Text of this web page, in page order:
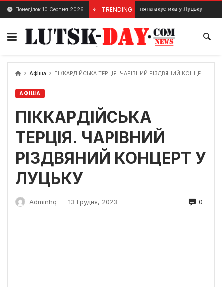
Skip
content
Понеділок 10 Серпня 2026 TRENDING
17 Квітня, 2024 KRUT. Весняна акустика у Луцьку 15 Лютого,
Афіша ПІККАРДІЙСЬКА ТЕРЦІЯ. ЧАРІВНИЙ РІЗДВЯНИЙ КОНЦЕРТ У ЛУЦЬКУ
АФІША
ПІККАРДІЙСЬКА
ТЕРЦІЯ. ЧАРІВНИЙ
РІЗДВЯНИЙ КОНЦЕРТ У
ЛУЦЬКУ
Adminhq — 13 Грудня, 2023 0